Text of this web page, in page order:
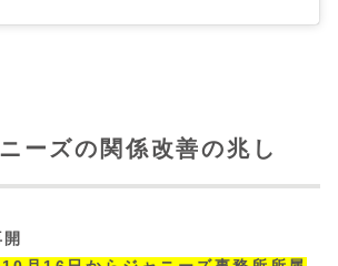
ーズの関係改善の兆し